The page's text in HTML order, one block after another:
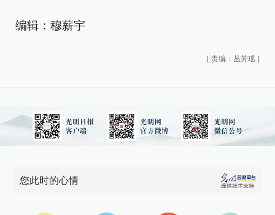
编辑：穆薪宇
[ 责编：丛芳瑶 ]
您此时的心情